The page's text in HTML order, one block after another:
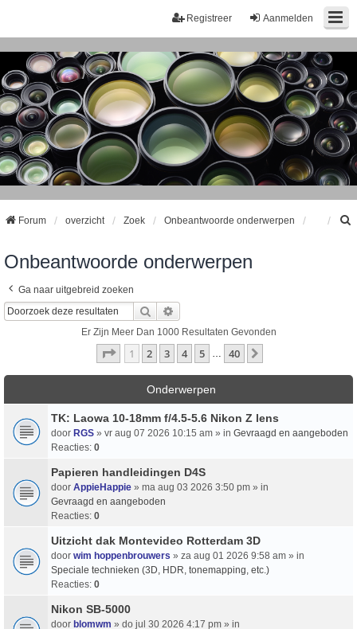
Aanmelden
Registreer
Forum overzicht Zoek Onbeantwoorde onderwerpen
Onbeantwoorde onderwerpen
Ga naar uitgebreid zoeken
Zoek
Er Zijn Meer Dan 1000 Resultaten Gevonden
Pagina Van40
1 2 3 4 5 40
Onderwerpen
TK: Laowa 10-18mm f/4.5-5.6 Nikon Z lens
door RGS » vr aug 07 2026 10:15 am » in Gevraagd en aangeboden
Reacties: 0
Papieren handleidingen D4S
door AppieHappie » ma aug 03 2026 3:50 pm » in
Gevraagd en aangeboden
Reacties: 0
Uitzicht dak Montevideo Rotterdam 3D
door wim hoppenbrouwers » za aug 01 2026 9:58 am » in
Speciale technieken (3D, HDR, tonemapping, etc.)
Reacties: 0
Nikon SB-5000
door blomwm » do jul 30 2026 4:17 pm » in